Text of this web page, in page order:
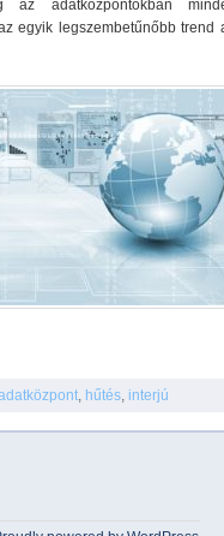
az adatközpontokban
egyik legszembetűnőbb trend
, hűtés,interjú